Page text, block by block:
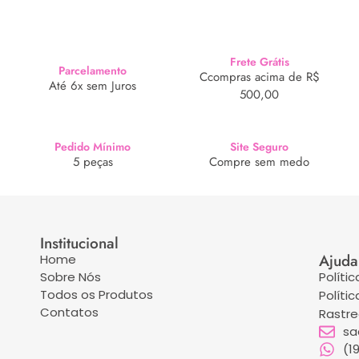
Parcelamento
Até 6x sem Juros
Frete Grátis
Ccompras acima de R$
500,00
Pedido Mínimo
5 peças
Site Seguro
Compre sem medo
Institucional
Home
Sobre Nós
Todos os Produtos
Contatos
Ajuda